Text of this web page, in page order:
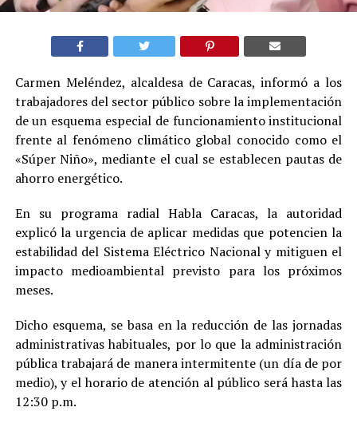
Carmen Meléndez, alcaldesa de Caracas, informó a los
trabajadores del sector público sobre la implementación
de un esquema especial de funcionamiento institucional
frente al fenómeno climático global conocido como el
«Súper Niño», mediante el cual se establecen pautas de
ahorro energético.
En su programa radial Habla Caracas, la autoridad
explicó la urgencia de aplicar medidas que potencien la
estabilidad del Sistema Eléctrico Nacional y mitiguen el
impacto medioambiental previsto para los próximos
meses.
Dicho esquema, se basa en la reducción de las jornadas
administrativas habituales, por lo que la administración
pública trabajará de manera intermitente (un día de por
medio), y el horario de atención al público será hasta las
12:30 p.m.